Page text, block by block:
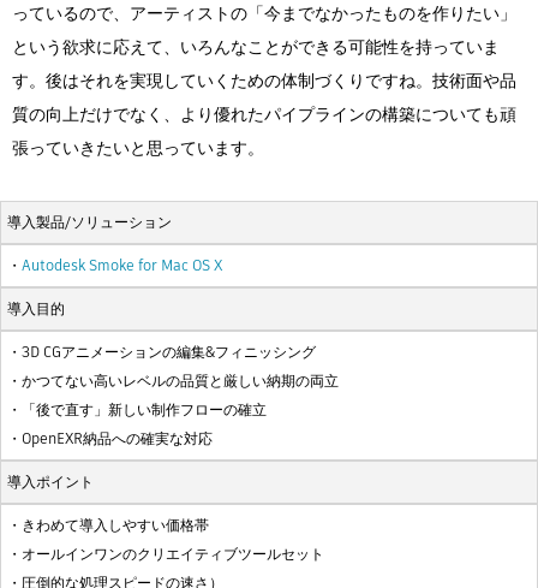
っているので、アーティストの「今までなかったものを作りたい」
という欲求に応えて、いろんなことができる可能性を持っていま
す。後はそれを実現していくための体制づくりですね。技術面や品
質の向上だけでなく、より優れたパイプラインの構築についても頑
張っていきたいと思っています。
導入製品/ソリューション
・ Autodesk Smoke for Mac OS X
導入目的
・3D CGアニメーションの編集&フィニッシング
・かつてない高いレベルの品質と厳しい納期の両立
・「後で直す」新しい制作フローの確立
・OpenEXR納品への確実な対応
導入ポイント
・きわめて導入しやすい価格帯
・オールインワンのクリエイティブツールセット
・圧倒的な処理スピードの速さ）